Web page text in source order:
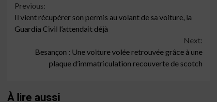
Continue
Reading
Previous:
Il vient récupérer son permis au volant de sa voiture, la
Guardia Civil l’attendait déjà
Next:
Besançon : Une voiture volée retrouvée grâce à une
plaque d’immatriculation recouverte de scotch
À lire aussi